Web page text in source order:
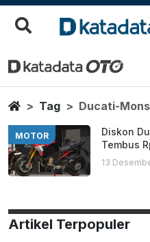
Ducati Monster
Berita Terbaru
HomeTag Ducati-
MOTOR
Diskon
Tembus
13
Artikel Terpopuler